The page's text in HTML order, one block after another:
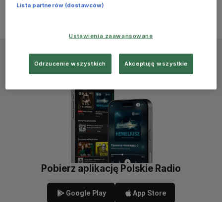
Pobierz aplikację Polskie Radio
Google Play App Store
Lista partnerów (dostawców)
Ustawienia zaawansowane
Odrzucenie wszystkich Akceptuję wszystkie